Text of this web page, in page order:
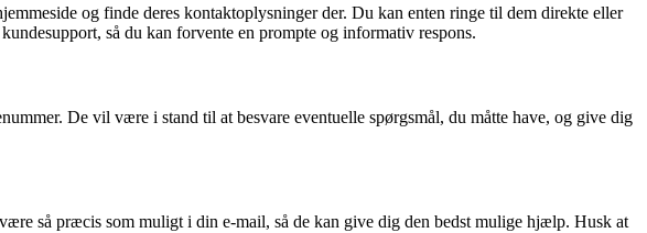
og finde deres kontaktoplysninger der. Du kan enten ringe til dem direkte eller
så du kan forvente en prompte og informativ respons.
De vil være i stand til at besvare eventuelle spørgsmål, du måtte have, og give dig
så præcis som muligt i din e-mail, så de kan give dig den bedst mulige hjælp. Husk at